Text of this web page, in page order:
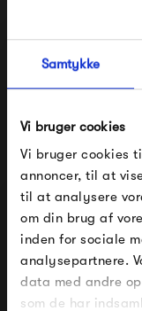
Samtykke
Vi bruger cookies
Vi bruger cookies
annoncer, til at
til at analysere
om din brug af
inden for sociale
analysepartnere.
data med andre
som de har
materialets mange
Danmarks mange
Se alle
FÅ 10%
Indtast din e-
mail.
rabatten.